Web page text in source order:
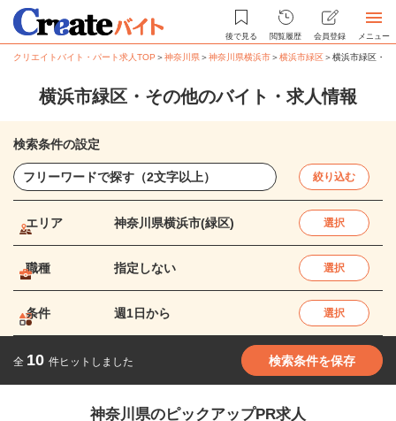
後で見る 閲覧履歴 会員登録 メニュー
クリエイトバイト・パート求人TOP ＞神奈川県＞神奈川県横浜市＞横浜市緑区＞横浜市緑区・
横浜市緑区・その他のバイト・求人情報
検索条件の設定
絞り込む
エリア 神奈川県横浜市(緑区) 選択
職種 指定しない 選択
条件 週1日から 選択
全 10 件ヒットしました 検索条件を保存
神奈川県のピックアップPR求人